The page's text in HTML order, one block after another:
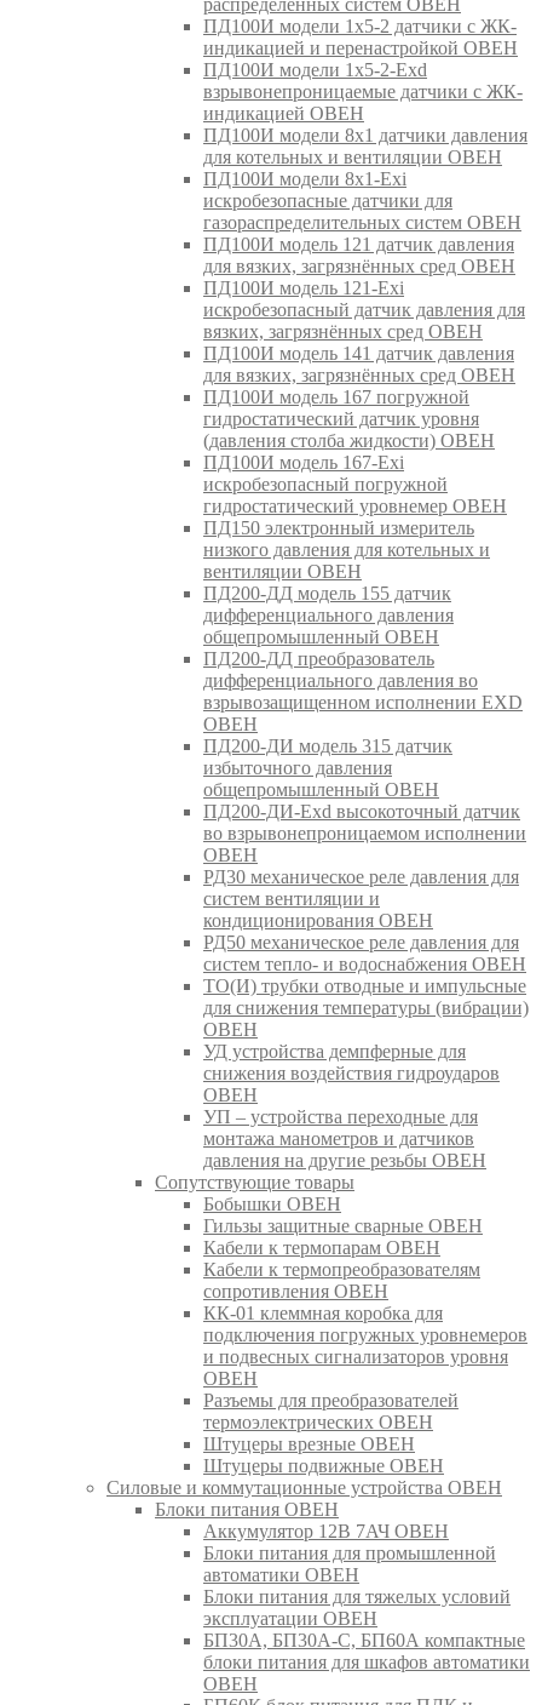
распределённых систем ОВЕН
ПД100И модели 1х5-2 датчики с ЖК-
индикацией и перенастройкой ОВЕН
ПД100И модели 1х5-2-Exd
взрывонепроницаемые датчики с ЖК-
индикацией ОВЕН
ПД100И модели 8х1 датчики давления
для котельных и вентиляции ОВЕН
ПД100И модели 8х1-Exi
искробезопасные датчики для
газораспределительных систем ОВЕН
ПД100И модель 121 датчик давления
для вязких, загрязнённых сред ОВЕН
ПД100И модель 121-Exi
искробезопасный датчик давления для
вязких, загрязнённых сред ОВЕН
ПД100И модель 141 датчик давления
для вязких, загрязнённых сред ОВЕН
ПД100И модель 167 погружной
гидростатический датчик уровня
(давления столба жидкости) ОВЕН
ПД100И модель 167-Exi
искробезопасный погружной
гидростатический уровнемер ОВЕН
ПД150 электронный измеритель
низкого давления для котельных и
вентиляции ОВЕН
ПД200-ДД модель 155 датчик
дифференциального давления
общепромышленный ОВЕН
ПД200-ДД преобразователь
дифференциального давления во
взрывозащищенном исполнении EXD
ОВЕН
ПД200-ДИ модель 315 датчик
избыточного давления
общепромышленный ОВЕН
ПД200-ДИ-Exd высокоточный датчик
во взрывонепроницаемом исполнении
ОВЕН
РД30 механическое реле давления для
систем вентиляции и
кондиционирования ОВЕН
РД50 механическое реле давления для
систем тепло- и водоснабжения ОВЕН
ТО(И) трубки отводные и импульсные
для снижения температуры (вибрации)
ОВЕН
УД устройства демпферные для
снижения воздействия гидроударов
ОВЕН
УП – устройства переходные для
монтажа манометров и датчиков
давления на другие резьбы ОВЕН
Сопутствующие товары
Бобышки ОВЕН
Гильзы защитные сварные ОВЕН
Кабели к термопарам ОВЕН
Кабели к термопреобразователям
сопротивления ОВЕН
КК-01 клеммная коробка для
подключения погружных уровнемеров
и подвесных сигнализаторов уровня
ОВЕН
Разъемы для преобразователей
термоэлектрических ОВЕН
Штуцеры врезные ОВЕН
Штуцеры подвижные ОВЕН
Силовые и коммутационные устройства ОВЕН
Блоки питания ОВЕН
Аккумулятор 12В 7АЧ ОВЕН
Блоки питания для промышленной
автоматики ОВЕН
Блоки питания для тяжелых условий
эксплуатации ОВЕН
БП30А, БП30А-С, БП60А компактные
блоки питания для шкафов автоматики
ОВЕН